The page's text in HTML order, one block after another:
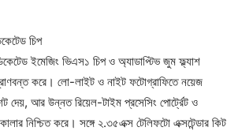
চিপ
ইমেজিং ভিএস১ চিপ ও অ্যাডাপ্টিভ জুম ফ্ল্যাশ
করে। লো-লাইট ও নাইট ফটোগ্রাফিতে নয়েজ
দেয়, আর উন্নত রিয়েল-টাইম প্রসেসিং পোর্ট্রেট ও
নিশ্চিত করে। সঙ্গে ২.৩৫এক্স টেলিফটো এক্সটেন্ডার কিট